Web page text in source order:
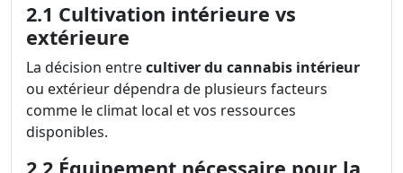
2.1 Cultivation intérieure vs
extérieure
La décision entrecultiver du cannabis intérieur
ou extérieur dépendra de plusieurs facteurs
comme le climat local et vos ressources
disponibles.